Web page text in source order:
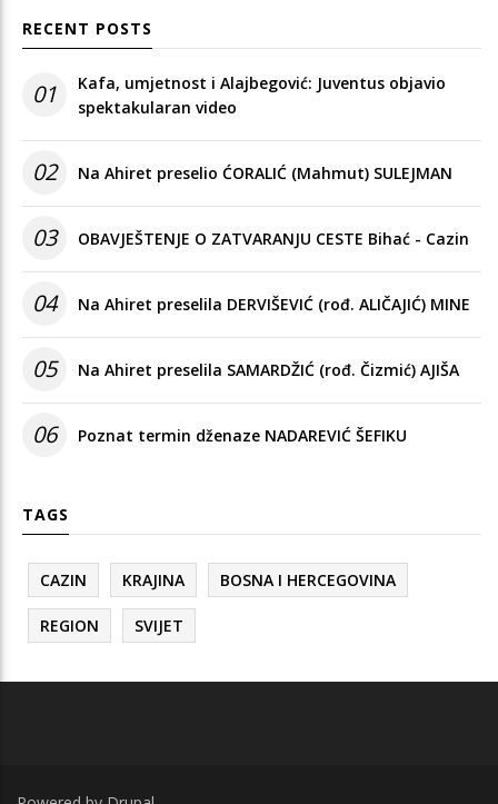
RECENT POSTS
01
Kafa, umjetnost i Alajbegović: Juventus objavio
spektakularan video
02 Na Ahiret preselio ĆORALIĆ (Mahmut) SULEJMAN
03 OBAVJEŠTENJE O ZATVARANJU CESTE Bihać - Cazin
04 Na Ahiret preselila DERVIŠEVIĆ (rođ. ALIČAJIĆ) MINE
05 Na Ahiret preselila SAMARDŽIĆ (rođ. Čizmić) AJIŠA
06 Poznat termin dženaze NADAREVIĆ ŠEFIKU
TAGS
CAZIN KRAJINA BOSNA I HERCEGOVINA
REGION SVIJET